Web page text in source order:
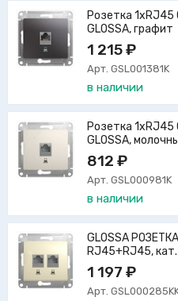
Розетка
GLOSSA, графит
1 215 ₽
Арт. GSL001381K
в наличии
Розетка
GLOSSA,
812 ₽
Арт. GSL000981K
в наличии
GLOSSA
RJ45+RJ45,
1 197 ₽
Арт.